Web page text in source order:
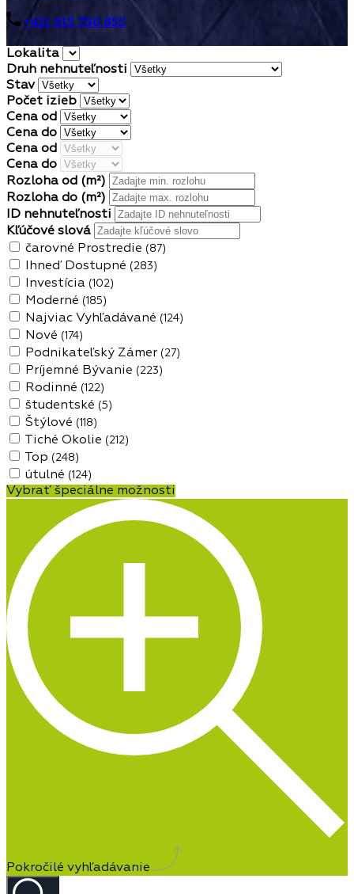
+421 915 756 855
Lokalita
Druh nehnuteľnosti
Stav
Počet izieb
Cena od
Cena do
Cena od
Cena do
Rozloha od (m²)
Rozloha do (m²)
ID nehnuteľnosti
Kľúčové slová
čarovné Prostredie (87)
Ihneď Dostupné (283)
Investícia (102)
Moderné (185)
Najviac Vyhľadávané (124)
Nové (174)
Podnikateľský Zámer (27)
Príjemné Bývanie (223)
Rodinné (122)
študentské (5)
Štýlové (118)
Tiché Okolie (212)
Top (248)
útulné (124)
Vybrať špeciálne možnosti
Pokročilé vyhľadávanie